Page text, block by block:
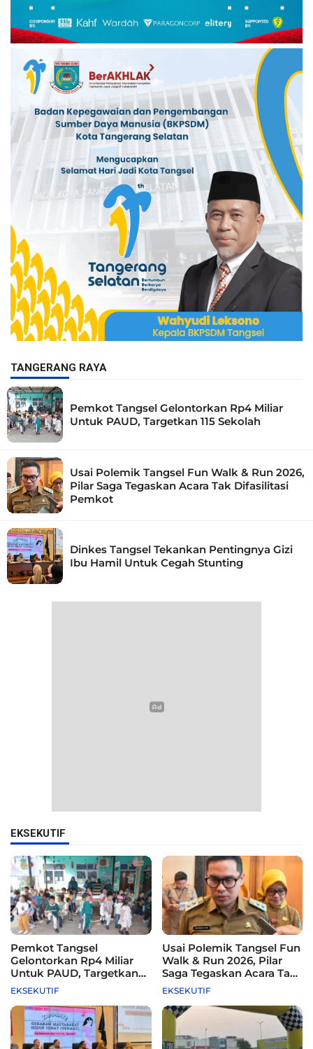
TANGERANG RAYA
Pemkot Tangsel Gelontorkan Rp4 Miliar
Untuk PAUD, Targetkan 115 Sekolah
Usai Polemik Tangsel Fun Walk & Run 2026,
Pilar Saga Tegaskan Acara Tak Difasilitasi
Pemkot
Dinkes Tangsel Tekankan Pentingnya Gizi
Ibu Hamil Untuk Cegah Stunting
EKSEKUTIF
Pemkot Tangsel
Gelontorkan Rp4 Miliar
Untuk PAUD, Targetkan
115 Sekolah
EKSEKUTIF
Usai Polemik Tangsel Fun
Walk & Run 2026, Pilar
Saga Tegaskan Acara Tak
Difasilitasi Pemkot
EKSEKUTIF